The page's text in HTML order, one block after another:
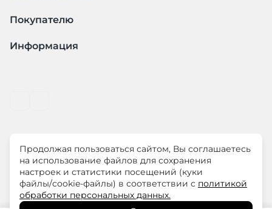
Покупателю
Информация
© ООО "ЛиМ Холдинг" 2026
ELISA.AND.ME – элегантная премиум одежда для
современных женщин
Продолжая пользоваться сайтом, Вы соглашаетесь
на использование файлов для сохранения
настроек и статистики посещений (куки
файлы/cookie-файлы) в соответствии с политикой
обработки персональных данных.